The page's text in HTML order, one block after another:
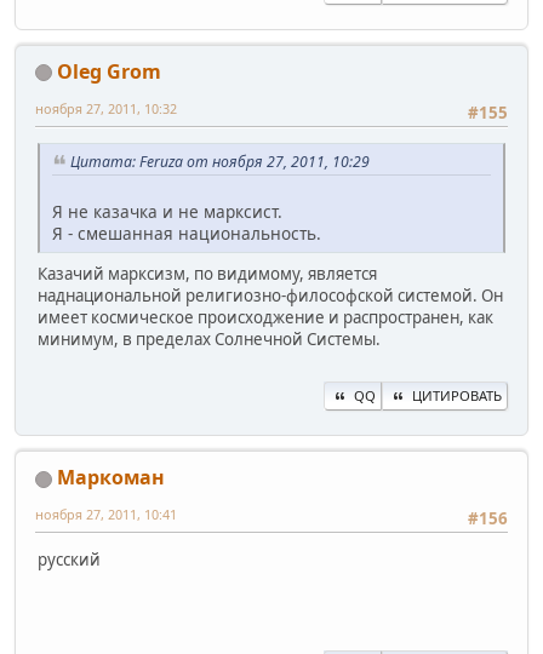
Oleg Grom
#155
ноября 27, 2011, 10:32
Цитата: Feruza от ноября 27, 2011, 10:29
Я не казачка и не марксист.
Я - смешанная национальность.
Казачий марксизм, по видимому, является
наднациональной религиозно-философской системой. Он
имеет космическое происходжение и распространен, как
минимум, в пределах Солнечной Системы.
QQ ЦИТИРОВАТЬ
Маркоман
#156
ноября 27, 2011, 10:41
русский